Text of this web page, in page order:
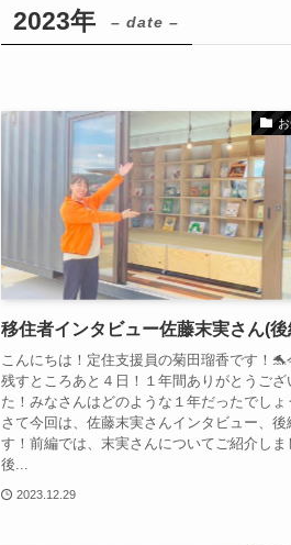
2023年 – date –
移住者インタビュー佐藤末実さん(後
こんにちは！定住支援員の菊田瑠香です！🐬
残すところあと４日！１年間ありがとうござ
た！みなさんはどのような１年だったでしょ
さて今回は、佐藤末実さんインタビュー、後
す！前編では、末実さんについてご紹介しま
後...
2023.12.29